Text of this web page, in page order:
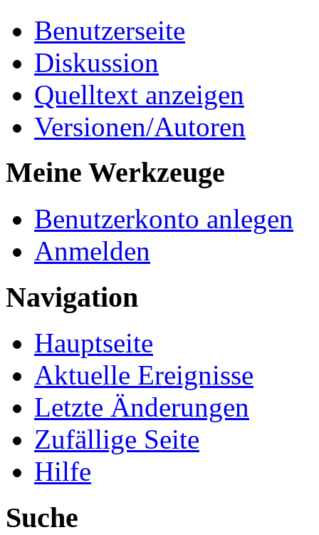
Benutzerseite
Diskussion
Quelltext anzeigen
Versionen/Autoren
Meine Werkzeuge
Benutzerkonto anlegen
Anmelden
Navigation
Hauptseite
Aktuelle Ereignisse
Letzte Änderungen
Zufällige Seite
Hilfe
Suche